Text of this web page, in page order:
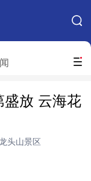
索
山西
放 云海花
头山景区